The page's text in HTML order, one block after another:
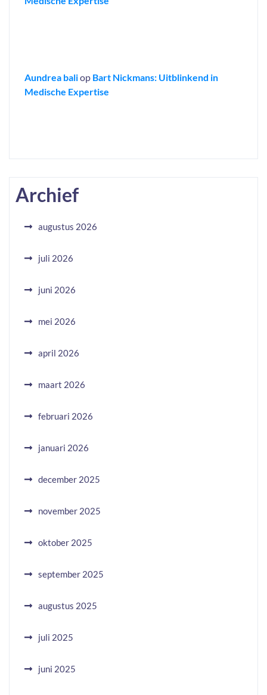
Aundrea baliop Bart Nickmans: Uitblinkend in
Medische Expertise
Archief
augustus 2026
juli 2026
juni 2026
mei 2026
april 2026
maart 2026
februari 2026
januari 2026
december 2025
november 2025
oktober 2025
september 2025
augustus 2025
juli 2025
juni 2025